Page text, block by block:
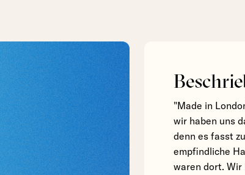
"Made in
wir haben uns
denn es fasst
empfindliche
waren dort. Wir